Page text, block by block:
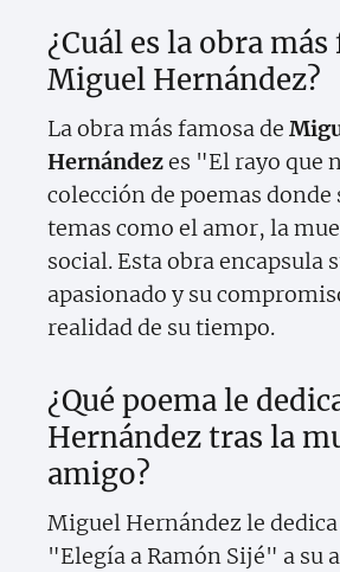
¿Cuál es la obra más
Miguel Hernández?
La obra más famosa de
Hernándezes "El rayo que
colección de poemas donde
temas como el amor, la
social. Esta obra encapsula
apasionado y su
realidad de su tiempo.
¿Qué poema le
Hernández tras la
amigo?
Miguel Hernández le
"Elegía a Ramón Sijé" a su